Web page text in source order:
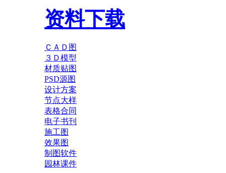
资料下载
ＣＡＤ图
３Ｄ模型
材质贴图
PSD源图
设计方案
节点大样
表格合同
电子书刊
施工图
效果图
制图软件
园林课件